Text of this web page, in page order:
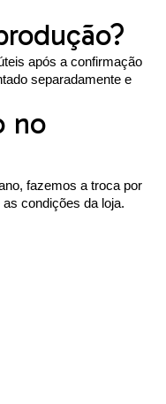
após a confirmação
separadamente e
no
fazemos a troca por
condições da loja.